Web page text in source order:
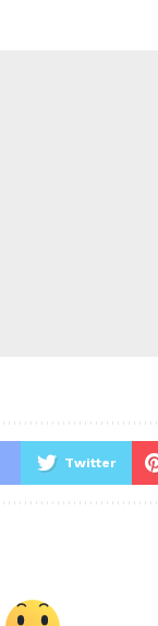
Twitter